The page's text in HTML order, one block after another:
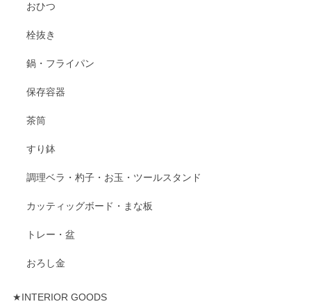
おひつ
栓抜き
鍋・フライパン
保存容器
茶筒
すり鉢
調理ベラ・杓子・お玉・ツールスタンド
カッティッグボード・まな板
トレー・盆
おろし金
★INTERIOR GOODS